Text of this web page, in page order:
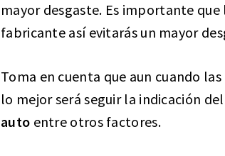
mayor desgaste. Es importante
fabricante así evitarás un mayor
Toma en cuenta que aun cuando
lo mejor será seguir la indicación
auto entre otros factores.